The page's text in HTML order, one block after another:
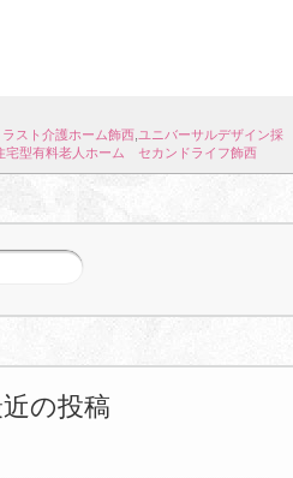
ラスト介護ホーム飾西 ユニバーサルデザイン採
型有料老人ホーム セカンドライフ飾西
の投稿